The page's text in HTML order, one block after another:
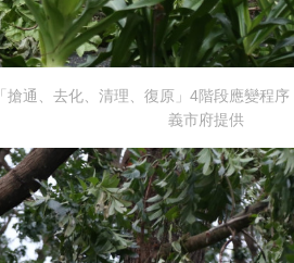
通、去化、清理、復原」4階段應變程
義市府提供